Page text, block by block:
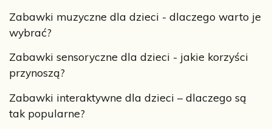
Zabawki muzyczne dla dzieci - dlaczego warto je
wybrać?
Zabawki sensoryczne dla dzieci - jakie korzyści
przynoszą?
Zabawki interaktywne dla dzieci – dlaczego są
tak popularne?